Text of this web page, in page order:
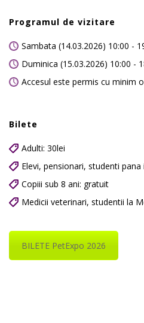
Programul de vizitare
Sambata (14.03.2026) 10:00 -
Duminica (15.03.2026) 10:00 -
Accesul este permis cu minim
Bilete
Adulti: 30lei
Elevi, pensionari, studenti pana
Copiii sub 8 ani: gratuit
Medicii veterinari, studentii la
BILETE PetExpo 2026